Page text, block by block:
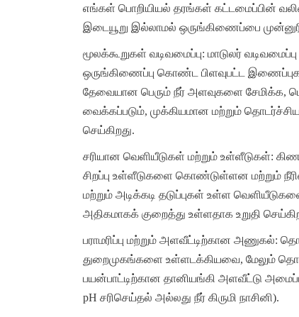
எங்கள் பொறியியல் தரங்கள் கட்டமைப்பின்
இடையூறு இல்லாமல் ஒருங்கிணைப்பை
மூலக்கூறுகள் வடிவமைப்பு: மாடுலர்
ஒருங்கிணைப்பு கொண்ட பிளவுபட்ட
தேவையான பெரும் நீர் அளவுகளை சேமிக்க,
வைக்கப்படும், முக்கியமான மற்றும்
செய்கிறது.
சரியான வெளியீடுகள் மற்றும் உள்ளீடுகள்:
சிறப்பு உள்ளீடுகளை கொண்டுள்ளன மற்றும் நீரின்
மற்றும் அடிக்கடி தடுப்புகள் உள்ள
அதிகமாகக் குறைத்து உள்ளதாக உறுதி
பராமரிப்பு மற்றும் அளவீட்டிற்கான அணுகல்:
துறைமுகங்களை உள்ளடக்கியவை, மேலும்
பயன்பாட்டிற்கான தானியங்கி அளவீட்டு
pH சரிசெய்தல் அல்லது நீர் கிருமி நாசினி).